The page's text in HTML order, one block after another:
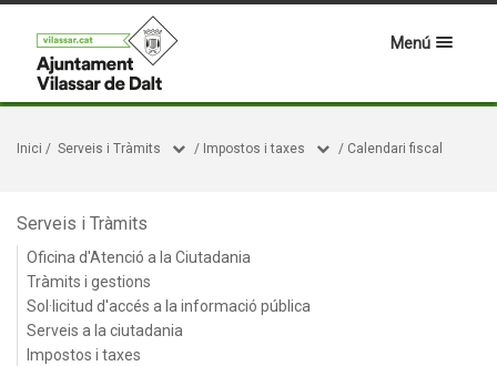
Menú
Inici / Serveis i Tràmits / Impostos i taxes / Calendari fiscal
Serveis i Tràmits
Oficina d'Atenció a la Ciutadania
Tràmits i gestions
Sol·licitud d'accés a la informació pública
Serveis a la ciutadania
Impostos i taxes